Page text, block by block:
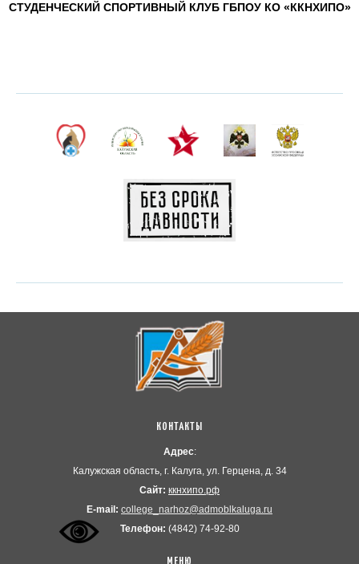
СТУДЕНЧЕСКИЙ СПОРТИВНЫЙ КЛУБ ГБПОУ КО «ККНХИПО»
КОНТАКТЫ
Адрес:
Калужская область, г. Калуга, ул. Герцена, д. 34
Сайт: ккнхипо.рф
Е-mail: college_narhoz@admoblkaluga.ru
Телефон: (4842) 74-92-80